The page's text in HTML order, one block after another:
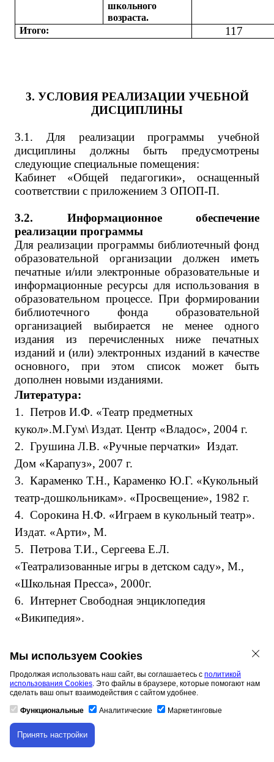
школьного
возраста.
Итого: 117
3. УСЛОВИЯ РЕАЛИЗАЦИИ УЧЕБНОЙ
ДИСЦИПЛИНЫ
3.1. Для реализации программы учебной
дисциплины должны быть предусмотрены
следующие специальные помещения:
Кабинет «Общей педагогики», оснащенный
соответствии с приложением 3 ОПОП-П.
3.2. Информационное обеспечение
реализации программы
Для реализации программы библиотечный фонд
образовательной организации должен иметь
печатные и/или электронные образовательные и
информационные ресурсы для использования в
образовательном процессе. При формировании
библиотечного фонда образовательной
организацией выбирается не менее одного
издания из перечисленных ниже печатных
изданий и (или) электронных изданий в качестве
основного, при этом список может быть
дополнен новыми изданиями.
Литература:
1. Петров И.Ф. «Театр предметных
кукол».М.Гум\ Издат. Центр «Владос», 2004 г.
2. Грушина Л.В. «Ручные перчатки» Издат.
Дом «Карапуз», 2007 г.
3. Караменко Т.Н., Караменко Ю.Г. «Кукольный
театр-дошкольникам». «Просвещение», 1982 г.
4. Сорокина Н.Ф. «Играем в кукольный театр».
Издат. «Арти», М.
5. Петрова Т.И., Сергеева Е.Л.
«Театрализованные игры в детском саду», М.,
«Школьная Пресса», 2000г.
6. Интернет Свободная энциклопедия
«Википедия».
4. КОНТРОЛЬ И ОЦЕНКА РЕЗУЛЬТАТОВ
ОСВОЕНИЯ
УЧЕБНОЙ ДИСЦИПЛИНЫ
Результаты
обучения
Скачивание материала доступно только для
авторизованных пользователей.
Мы используем Cookies
Продолжая использовать наш сайт, вы соглашаетесь с политикой
использования Cookies. Это файлы в браузере, которые помогают нам
сделать ваш опыт взаимодействия с сайтом удобнее.
Функциональные Аналитические Маркетинговые
Принять настройки